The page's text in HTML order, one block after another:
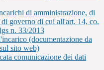
di amministrazione, di
governo di cui all'art. 14, co.
n. 33/2013
(documentazione da
sito web)
comunicazione dei dati